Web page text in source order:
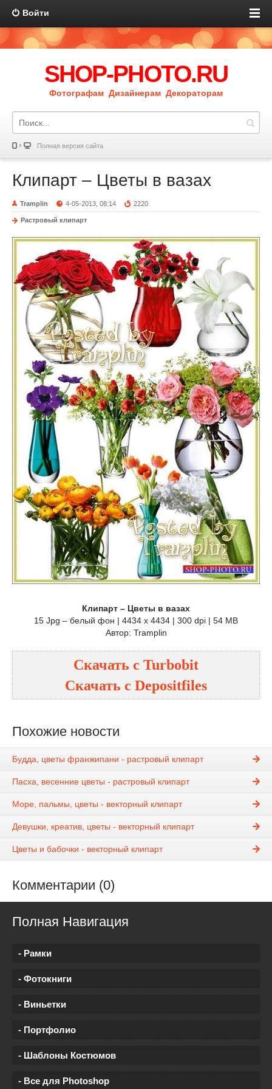
Войти
SHOP-PHOTO.RU
Фотографам Дизайнерам Декораторам
Полная версия сайта
Клипарт – Цветы в вазах
Tramplin 4-05-2013, 08:14 2220
Растровый клипарт
Клипарт – Цветы в вазах
15 Jpg – белый фон | 4434 x 4434 | 300 dpi | 54 MB
Автор: Tramplin
Скачать с Turbobit
Скачать с Depositfiles
Похожие новости
Будда, цветы франжипани - растровый клипарт
Пасха, весенние цветы - растровый клипарт
Море, пальмы, цветы - векторный клипарт
Девушки, креатив, цветы - векторный клипарт
Цветы и бабочки - векторный клипарт
Комментарии (0)
Полная Навигация
- Рамки
- Фотокниги
- Виньетки
- Портфолио
- Шаблоны Костюмов
- Все для Photoshop